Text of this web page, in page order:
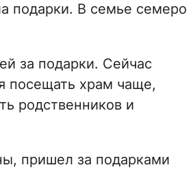
подарки. В семье семеро
за подарки. Сейчас
посещать храм чаще,
родственников и
пришел за подарками